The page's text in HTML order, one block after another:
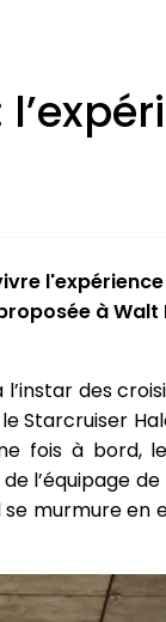
à
des
Starcruiser
fois à bord,
l’équipage
murmure